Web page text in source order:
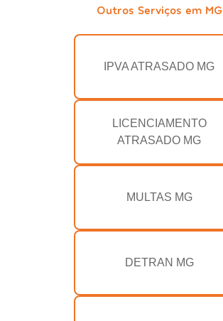
Outros Serviços em MG
IPVA ATRASADO MG
LICENCIAMENTO
ATRASADO MG
MULTAS MG
DETRAN MG